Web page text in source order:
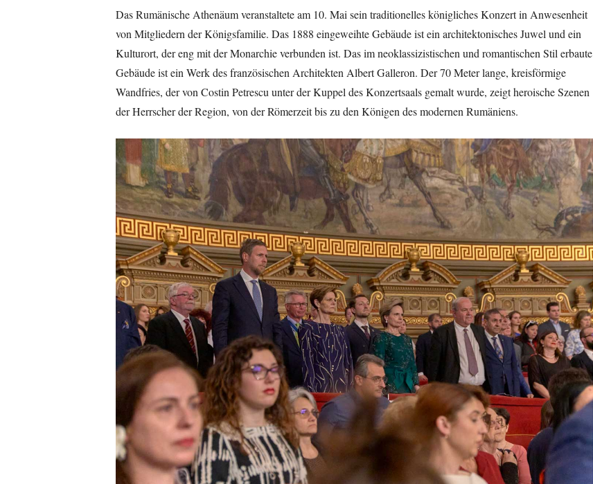
Das Rumänische Athenäum veranstaltete am 10. Mai sein traditionelles königliches Konzert in Anwesenheit
von Mitgliedern der Königsfamilie. Das 1888 eingeweihte Gebäude ist ein architektonisches Juwel und ein
Kulturort, der eng mit der Monarchie verbunden ist. Das im neoklassizistischen und romantischen Stil erbaute
Gebäude ist ein Werk des französischen Architekten Albert Galleron. Der 70 Meter lange, kreisförmige
Wandfries, der von Costin Petrescu unter der Kuppel des Konzertsaals gemalt wurde, zeigt heroische Szenen
der Herrscher der Region, von der Römerzeit bis zu den Königen des modernen Rumäniens.